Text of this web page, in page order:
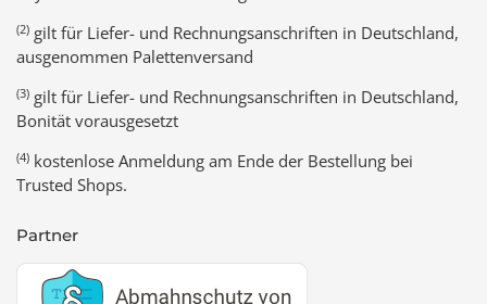
(2) gilt für Liefer- und Rechnungsanschriften in Deutschland,
ausgenommen Palettenversand
(3) gilt für Liefer- und Rechnungsanschriften in Deutschland,
Bonität vorausgesetzt
(4) kostenlose Anmeldung am Ende der Bestellung bei
Trusted Shops.
Partner